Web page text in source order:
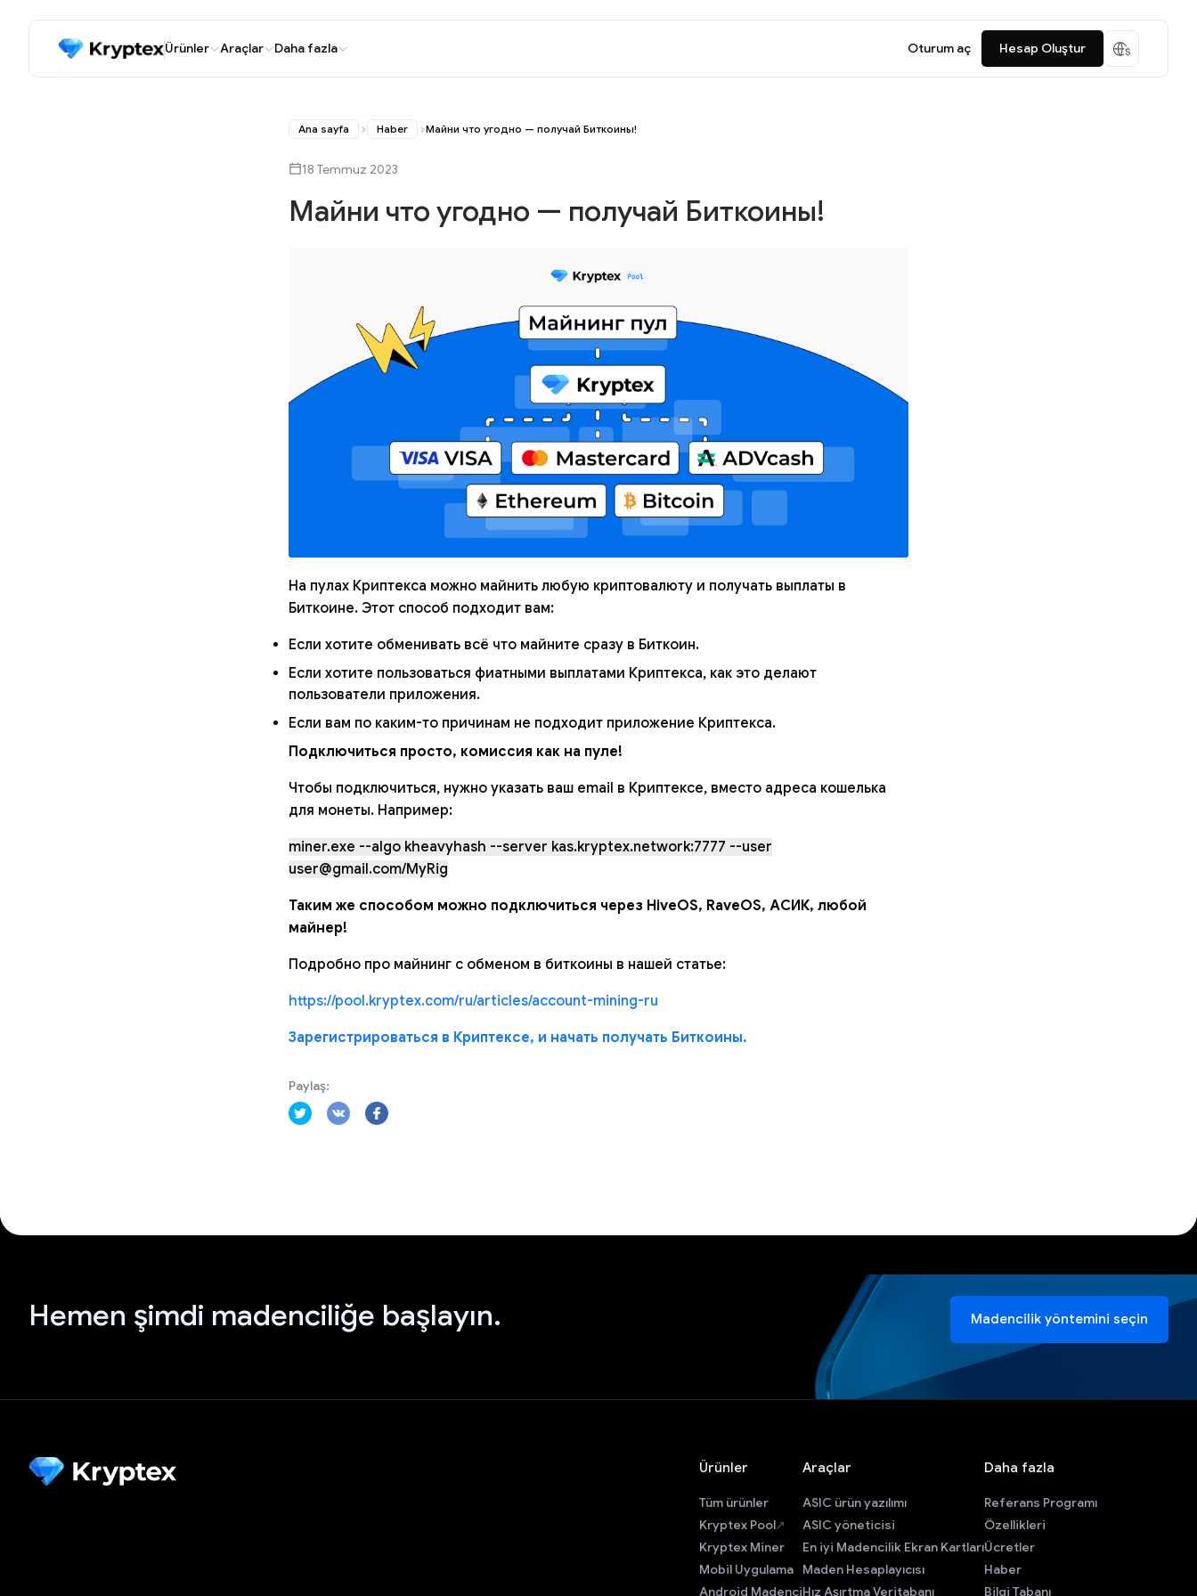
Ürünler Araçlar Daha fazla Oturum aç Hesap Oluştur
Ana sayfa Haber Майни что угодно — получай Биткоины!
18 Temmuz 2023
Майни что угодно — получай Биткоины!
На пулах Криптекса можно майнить любую криптовалюту и получать выплаты в
Биткоине. Этот способ подходит вам:
Если хотите обменивать всё что майните сразу в Биткоин.
Если хотите пользоваться фиатными выплатами Криптекса, как это делают
пользователи приложения.
Если вам по каким-то причинам не подходит приложение Криптекса.
Подключиться просто, комиссия как на пуле!
Чтобы подключиться, нужно указать ваш email в Криптексе, вместо адреса кошелька
для монеты. Например:
miner.exe --algo kheavyhash --server kas.kryptex.network:7777 --user
user@gmail.com/MyRig
Таким же способом можно подключиться через HiveOS, RaveOS, АСИК, любой
майнер!
Подробно про майнинг с обменом в биткоины в нашей статье:
https://pool.kryptex.com/ru/articles/account-mining-ru
Зарегистрироваться в Криптексе, и начать получать Биткоины.
Paylaş:
Hemen şimdi madenciliğe başlayın. Madencilik yöntemini seçin
Ürünler
Tüm ürünler
Kryptex Pool
Kryptex Miner
Mobil Uygulama
Android Madenci
Araçlar
ASIC ürün yazılımı
ASIC yöneticisi
En iyi Madencilik Ekran Kartları
Maden Hesaplayıcısı
Hız Aşırtma Veritabanı
Daha fazla
Referans Programı
Özellikleri
Ücretler
Haber
Bilgi Tabanı